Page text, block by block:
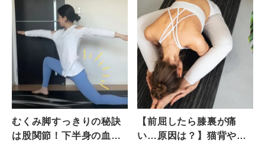
むくみ脚すっきりの秘訣
は股関節！下半身の血流
【前屈したら膝裏が痛
い…原因は？】猫背や骨